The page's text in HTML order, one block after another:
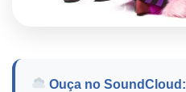
Ouça no SoundCloud: